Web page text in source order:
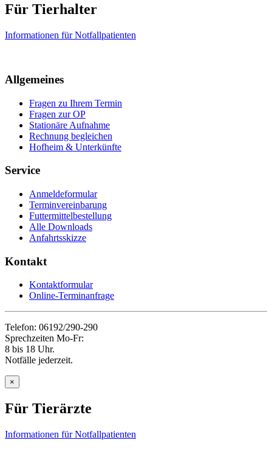
Für Tierhalter
Informationen für Notfallpatienten
Allgemeines
Fragen zu Ihrem Termin
Fragen zur OP
Stationäre Aufnahme
Rechnung begleichen
Hofheim & Unterkünfte
Service
Anmeldeformular
Terminvereinbarung
Futtermittelbestellung
Alle Downloads
Anfahrtsskizze
Kontakt
Kontaktformular
Online-Terminanfrage
Telefon: 06192/290-290
Sprechzeiten Mo-Fr:
8 bis 18 Uhr.
Notfälle jederzeit.
×
Für Tierärzte
Informationen für Notfallpatienten